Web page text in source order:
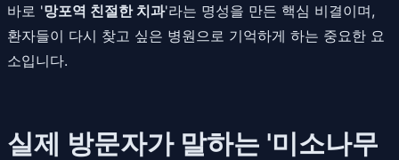
바로 '망포역 친절한 치과'라는 명성을 만든 핵심 비결이며,
환자들이 다시 찾고 싶은 병원으로 기억하게 하는 중요한 요
소입니다.
실제 방문자가 말하는 '미소나무